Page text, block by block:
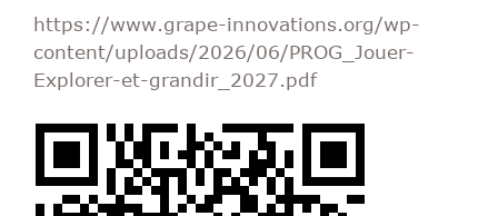
https://www.grape-innovations.org/wp-
content/uploads/2026/06/PROG_Jouer-
Explorer-et-grandir_2027.pdf